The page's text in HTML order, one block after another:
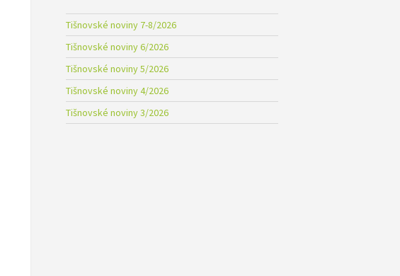
Tišnovské noviny 7-8/2026
Tišnovské noviny 6/2026
Tišnovské noviny 5/2026
Tišnovské noviny 4/2026
Tišnovské noviny 3/2026